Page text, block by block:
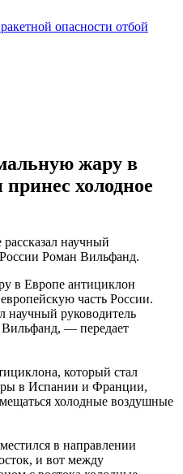
опасности отбой
жару в
холодное
научный
Роман Вильфанд.
в Европе антициклон
часть России.
научный руководитель
— передает
который стал
в Испании и Франции,
холодные воздушные
в направлении
и вот между